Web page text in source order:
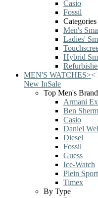
Casio
Fossil
Categories
Men's
Ladies'
Hybrid
MEN'S WATCHES><
New InSale
Top Men's
Armani
Ben
Casio
Daniel
Diesel
Fossil
Guess
Ice-Watch
Plein Sport
Timex
By Type